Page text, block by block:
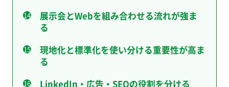
展示会とWebを組み合わせる流れが強ま
る
現地化と標準化を使い分ける重要性が高ま
る
LinkedIn・広告・SEOの役割を分ける